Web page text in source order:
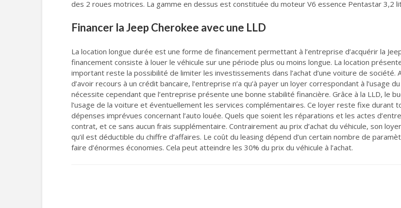
des 2 roues motrices. La gamme en dessus est constituée du moteur V6 essence Pentastar 3,2
Financer la Jeep Cherokee avec une LLD
La location longue durée est une forme de financement permettant à l’entreprise d’acquérir la
financement consiste à louer le véhicule sur une période plus ou moins longue. La location
important reste la possibilité de limiter les investissements dans l’achat d’une voiture de
d’avoir recours à un crédit bancaire, l’entreprise n’a qu’à payer un loyer correspondant à l’usage
nécessite cependant que l’entreprise présente une bonne stabilité financière. Grâce à la LLD, le
l’usage de la voiture et éventuellement les services complémentaires. Ce loyer reste fixe durant
dépenses imprévues concernant l’auto louée. Quels que soient les réparations et les actes
contrat, et ce sans aucun frais supplémentaire. Contrairement au prix d’achat du véhicule, son
qu’il est déductible du chiffre d’affaires. Le coût du leasing dépend d’un certain nombre de
faire d’énormes économies. Cela peut atteindre les 30% du prix du véhicule à l’achat.